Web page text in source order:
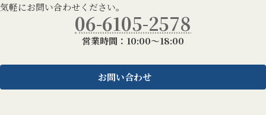
気軽にお問い合わせください。
06-6105-2578
営業時間：10:00～18:00
お問い合わせ